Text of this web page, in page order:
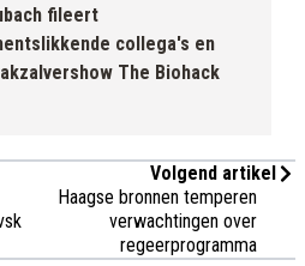
fileert
collega's en
The Biohack
Volgend artikel
Haagse bronnen temperen
verwachtingen over
regeerprogramma